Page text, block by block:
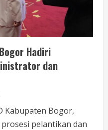
Hadiri
dan
Kabupaten Bogor,
pelantikan dan